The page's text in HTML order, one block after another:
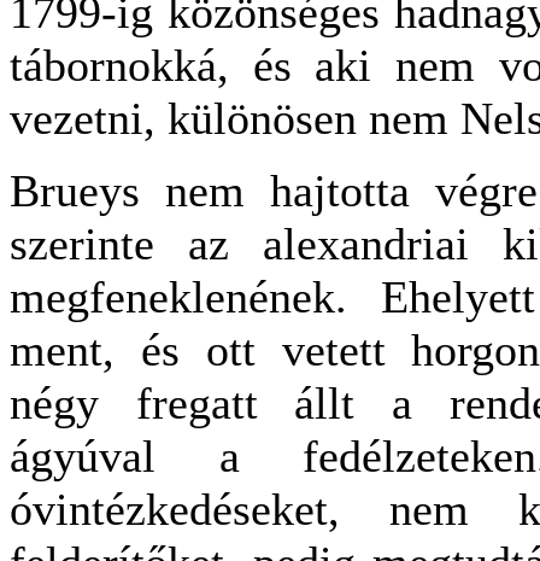
1799-ig közönséges
tábornokká, és aki nem
vezetni, különösen nem
Brueys nem hajtotta
szerinte az alexandriai
megfeneklenének.
ment, és ott vetett
négy fregatt állt a
ágyúval a
óvintézkedéseket,